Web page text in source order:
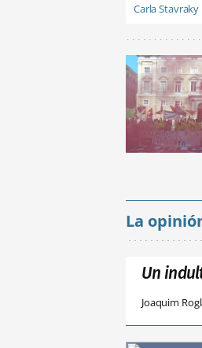
Carla Stavraky
La
Un
Joaquim